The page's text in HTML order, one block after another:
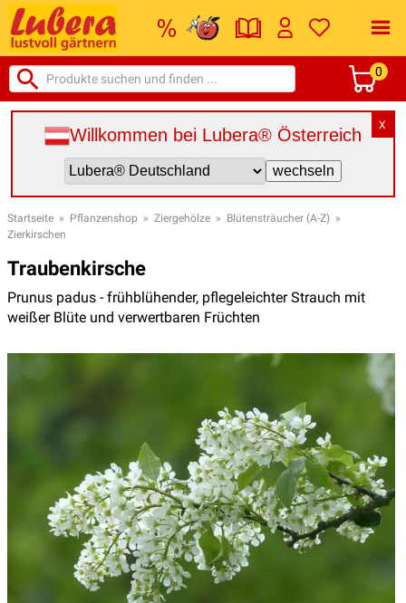
0
X
Willkommen bei Lubera® Österreich
Startseite » Pflanzenshop » Ziergehölze » Blütensträucher (A-Z) »
Zierkirschen
Traubenkirsche
Prunus padus - frühblühender, pflegeleichter Strauch mit
weißer Blüte und verwertbaren Früchten